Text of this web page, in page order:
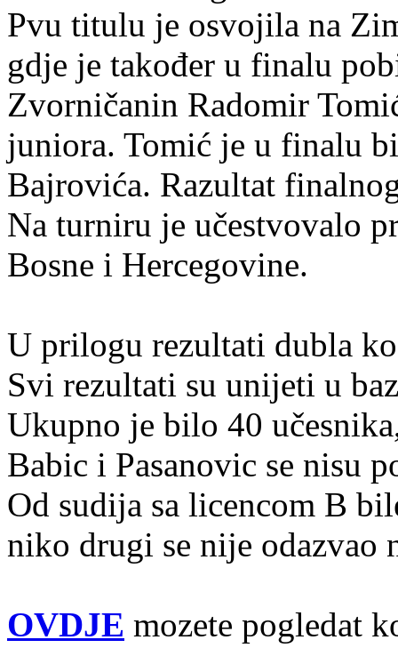
Pvu titulu je osvojila na
gdje je također u finalu
Zvorničanin Radomir
juniora. Tomić je u finalu
Bajrovića. Razultat
Na turniru je učestvovalo
Bosne i Hercegovine.
U prilogu rezultati dubla
Svi rezultati su unijeti u
Ukupno je bilo 40
Babic i Pasanovic se nisu
Od sudija sa licencom B
niko drugi se nije odazvao
OVDJE mozete pogledat